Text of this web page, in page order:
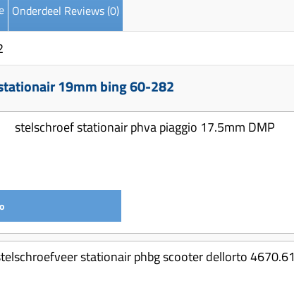
Onderdeel Reviews (0)
19mm bing 60-282
stelschroef stationair phva piaggio 17.5mm DMP
stationair phbg scooter dellorto 4670.61